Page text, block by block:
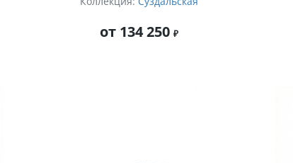
от 134 250